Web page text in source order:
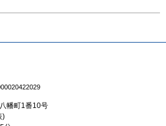
幡町1番10号
)